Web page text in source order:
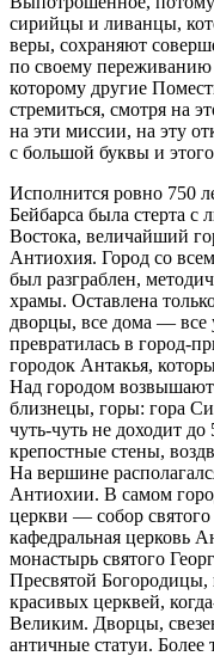
сирийцы и ливанцы,
веры, сохраняют
по своему
которому другие
стремиться, смотря на
на эти миссии, на эту
с большой буквы и
Исполнится ровно 750
Бейбарса была стерта
Востока, величайший
Антиохия. Город со
был разграблен,
храмы. Оставлена
дворцы, все дома —
превратилась в город-
городок Антакья,
Над городом
близнецы, горы: гора
чуть-чуть не доходит
крепостные стены,
На вершине
Антиохии. В самом
церкви — собор
кафедральная церковь
монастырь святого
Пресвятой Богородицы,
красивых церквей,
Великим. Дворцы,
античные статуи. Более